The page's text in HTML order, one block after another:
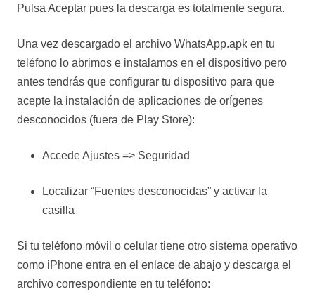
Pulsa Aceptar pues la descarga es totalmente segura.
Una vez descargado el archivo WhatsApp.apk en tu
teléfono lo abrimos e instalamos en el dispositivo pero
antes tendrás que configurar tu dispositivo para que
acepte la instalación de aplicaciones de orígenes
desconocidos (fuera de Play Store):
Accede Ajustes => Seguridad
Localizar “Fuentes desconocidas” y activar la
casilla
Si tu teléfono móvil o celular tiene otro sistema operativo
como iPhone entra en el enlace de abajo y descarga el
archivo correspondiente en tu teléfono: